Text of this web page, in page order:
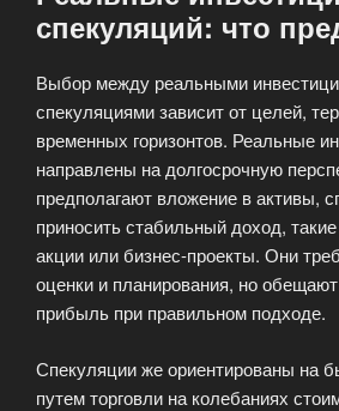
спекуляций: что
Выбор между реальными
спекуляциями зависит от целей,
временных горизонтов. Реальные
направлены на долгосрочную
предполагают вложение в активы,
приносить стабильный доход,
акции или бизнес-проекты. Они
оценки и планирования, но
прибыль при правильном подходе.
Спекуляции же ориентированы на
путем торговли на колебаниях